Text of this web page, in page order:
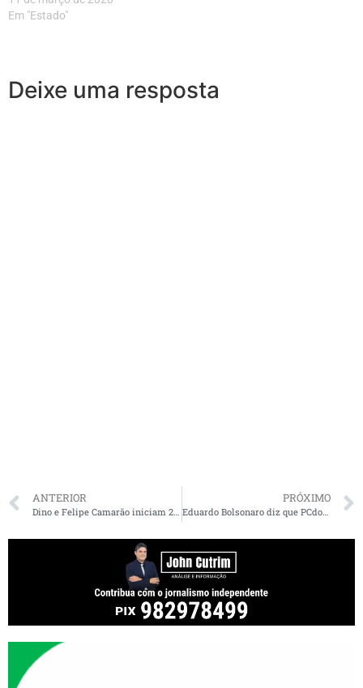
Em "Estado"
Deixe uma resposta
ANTERIOR PRÓXIMO
Eduardo Bolsonaro diz que PCdoB esconde comunismo e Márcio Jerry retruca: “Defensor de milicianos, ditadura e AI-5”